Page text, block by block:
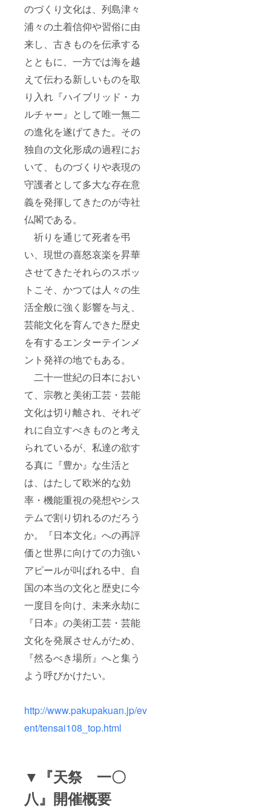
のづくり文化は、列島津々
浦々の土着信仰や習俗に由
来し、古きものを伝承する
とともに、一方では海を越
えて伝わる新しいものを取
り入れ『ハイブリッド・カ
ルチャー』として唯一無二
の進化を遂げてきた。その
独自の文化形成の過程にお
いて、ものづくりや表現の
守護者として多大な存在意
義を発揮してきたのが寺社
仏閣である。
祈りを通じて死者を弔
い、現世の喜怒哀楽を昇華
させてきたそれらのスポッ
トこそ、かつては人々の生
活全般に強く影響を与え、
芸能文化を育んできた歴史
を有するエンターテインメ
ント発祥の地でもある。
二十一世紀の日本におい
て、宗教と美術工芸・芸能
文化は切り離され、それぞ
れに自立すべきものと考え
られているが、私達の欲す
る真に『豊か』な生活と
は、はたして欧米的な効
率・機能重視の発想やシス
テムで割り切れるのだろう
か。『日本文化』への再評
価と世界に向けての力強い
アピールが叫ばれる中、自
国の本当の文化と歴史に今
一度目を向け、未来永劫に
『日本』の美術工芸・芸能
文化を発展させんがため、
『然るべき場所』へと集う
よう呼びかけたい。
http://www.pakupakuan.jp/ev
ent/tensai108_top.html
▼『天祭 一〇
八』開催概要